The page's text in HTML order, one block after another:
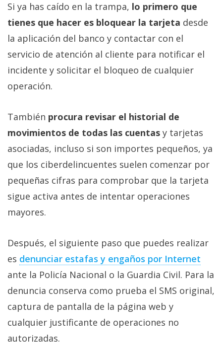
Si ya has caído en la trampa, lo primero que
tienes que hacer es bloquear la tarjeta desde
la aplicación del banco y contactar con el
servicio de atención al cliente para notificar el
incidente y solicitar el bloqueo de cualquier
operación.
También procura revisar el historial de
movimientos de todas las cuentas y tarjetas
asociadas, incluso si son importes pequeños, ya
que los ciberdelincuentes suelen comenzar por
pequeñas cifras para comprobar que la tarjeta
sigue activa antes de intentar operaciones
mayores.
Después, el siguiente paso que puedes realizar
es denunciar estafas y engaños por Internet‎
ante la Policía Nacional o la Guardia Civil. Para la
denuncia conserva como prueba el SMS original,
captura de pantalla de la página web y
cualquier justificante de operaciones no
autorizadas.